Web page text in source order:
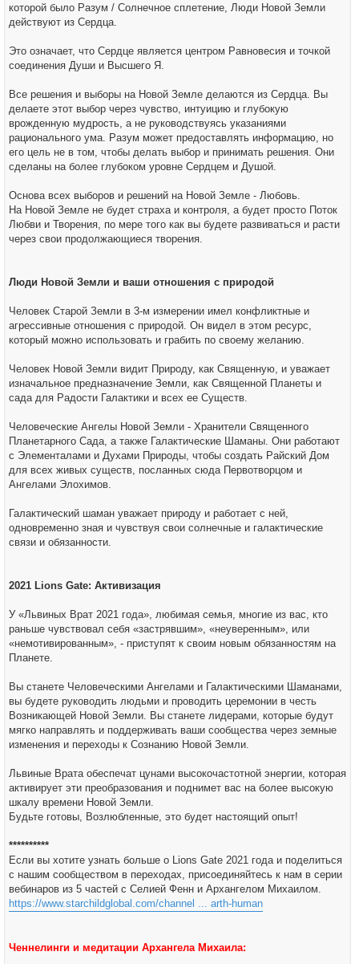
которой было Разум / Солнечное сплетение, Люди Новой Земли
действуют из Сердца.
Это означает, что Сердце является центром Равновесия и точкой
соединения Души и Высшего Я.
Все решения и выборы на Новой Земле делаются из Сердца. Вы
делаете этот выбор через чувство, интуицию и глубокую
врожденную мудрость, а не руководствуясь указаниями
рационального ума. Разум может предоставлять информацию, но
его цель не в том, чтобы делать выбор и принимать решения. Они
сделаны на более глубоком уровне Сердцем и Душой.
Основа всех выборов и решений на Новой Земле - Любовь.
На Новой Земле не будет страха и контроля, а будет просто Поток
Любви и Творения, по мере того как вы будете развиваться и расти
через свои продолжающиеся творения.
Люди Новой Земли и ваши отношения с природой
Человек Старой Земли в 3-м измерении имел конфликтные и
агрессивные отношения с природой. Он видел в этом ресурс,
который можно использовать и грабить по своему желанию.
Человек Новой Земли видит Природу, как Священную, и уважает
изначальное предназначение Земли, как Священной Планеты и
сада для Радости Галактики и всех ее Существ.
Человеческие Ангелы Новой Земли - Хранители Священного
Планетарного Сада, а также Галактические Шаманы. Они работают
с Элементалами и Духами Природы, чтобы создать Райский Дом
для всех живых существ, посланных сюда Первотворцом и
Ангелами Элохимов.
Галактический шаман уважает природу и работает с ней,
одновременно зная и чувствуя свои солнечные и галактические
связи и обязанности.
2021 Lions Gate: Активизация
У «Львиных Врат 2021 года», любимая семья, многие из вас, кто
раньше чувствовал себя «застрявшим», «неуверенным», или
«немотивированным», - приступят к своим новым обязанностям на
Планете.
Вы станете Человеческими Ангелами и Галактическими Шаманами,
вы будете руководить людьми и проводить церемонии в честь
Возникающей Новой Земли. Вы станете лидерами, которые будут
мягко направлять и поддерживать ваши сообщества через земные
изменения и переходы к Сознанию Новой Земли.
Львиные Врата обеспечат цунами высокочастотной энергии, которая
активирует эти преобразования и поднимет вас на более высокую
шкалу времени Новой Земли.
Будьте готовы, Возлюбленные, это будет настоящий опыт!
**********
Если вы хотите узнать больше о Lions Gate 2021 года и поделиться
с нашим сообществом в переходах, присоединяйтесь к нам в серии
вебинаров из 5 частей с Селией Фенн и Архангелом Михаилом.
https://www.starchildglobal.com/channel ... arth-human
Ченнелинги и медитации Архангела Михаила: